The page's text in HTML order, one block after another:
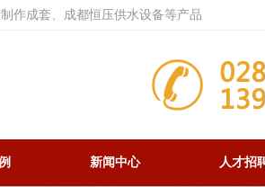
作成套、成都恒压供水设备等产品
新闻中心 人才招